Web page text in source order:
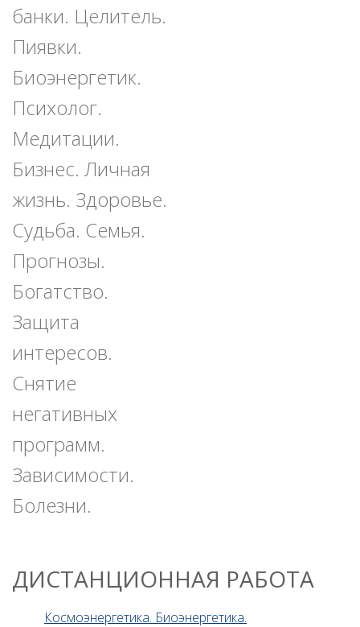
банки. Целитель.
Пиявки.
Биоэнергетик.
Психолог.
Медитации.
Бизнес. Личная
жизнь. Здоровье.
Судьба. Семья.
Прогнозы.
Богатство.
Защита
интересов.
Снятие
негативных
программ.
Зависимости.
Болезни.
ДИСТАНЦИОННАЯ РАБОТА
Космоэнергетика. Биоэнергетика.